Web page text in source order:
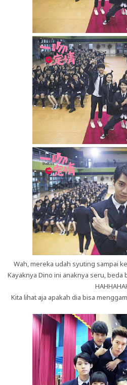
Wah, mereka udah syuting sampai
Kayaknya Dino ini anaknya seru,
Kita lihat aja apakah dia bisa